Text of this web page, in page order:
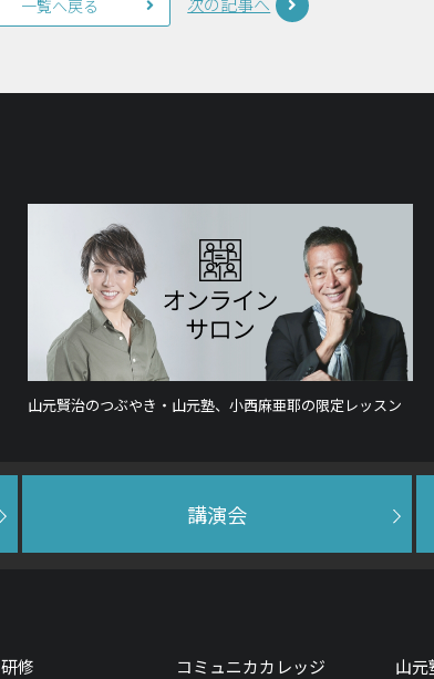
一覧へ戻る
山元賢治のつぶやき・山元塾、小西麻亜耶の限定レッスン
講演会
研修 コミュニカカレッジ 山元